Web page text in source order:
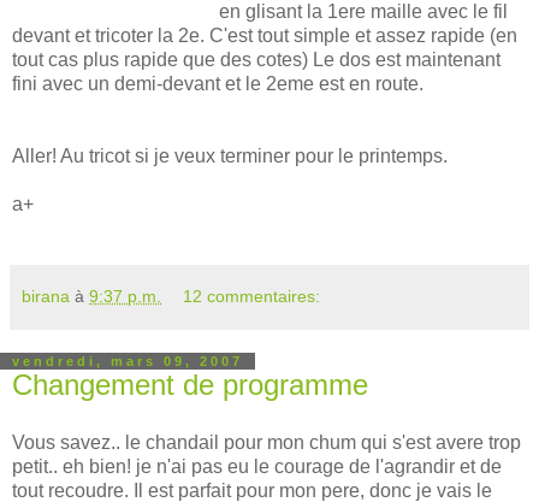
en glisant la 1ere maille avec le fil
devant et tricoter la 2e. C'est tout simple et assez rapide (en
tout cas plus rapide que des cotes) Le dos est maintenant
fini avec un demi-devant et le 2eme est en route.
Aller! Au tricot si je veux terminer pour le printemps.
a+
birana à 9:37 p.m. 12 commentaires:
vendredi, mars 09, 2007
Changement de programme
Vous savez.. le chandail pour mon chum qui s'est avere trop
petit.. eh bien! je n'ai pas eu le courage de l'agrandir et de
tout recoudre. Il est parfait pour mon pere, donc je vais le